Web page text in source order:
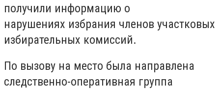
получили информацию о
нарушениях избрания членов участковых
избирательных комиссий.
По вызову на место была направлена
следственно-оперативная группа